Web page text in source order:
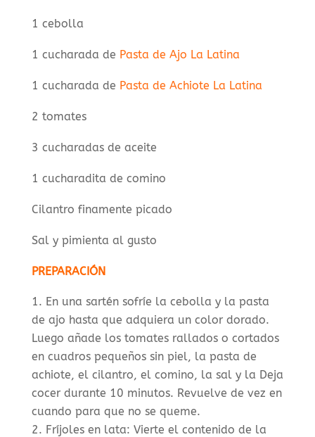
1 cebolla
1 cucharada de Pasta de Ajo La Latina
1 cucharada de Pasta de Achiote La Latina
2 tomates
3 cucharadas de aceite
1 cucharadita de comino
Cilantro finamente picado
Sal y pimienta al gusto
PREPARACIÓN
En una sartén sofríe la cebolla y la pasta
de ajo hasta que adquiera un color dorado.
Luego añade los tomates rallados o cortados
en cuadros pequeños sin piel, la pasta de
achiote, el cilantro, el comino, la sal y la Deja
cocer durante 10 minutos. Revuelve de vez en
cuando para que no se queme.
Fríjoles en lata: Vierte el contenido de la